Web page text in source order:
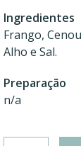
Ingredientes
Frango,
Alho e Sal.
Preparação
n/a